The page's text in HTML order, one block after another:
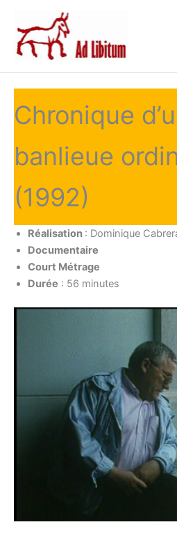
contenu
Chronique
banlieue
(1992)
Réalisation : Dominique
Documentaire
Court Métrage
Durée : 56 minutes